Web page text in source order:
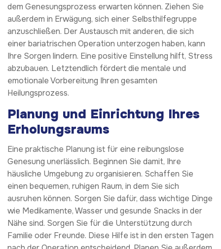
dem Genesungsprozess erwarten können. Ziehen Sie
außerdem in Erwägung, sich einer Selbsthilfegruppe
anzuschließen. Der Austausch mit anderen, die sich
einer bariatrischen Operation unterzogen haben, kann
Ihre Sorgen lindern. Eine positive Einstellung hilft, Stress
abzubauen. Letztendlich fördert die mentale und
emotionale Vorbereitung Ihren gesamten
Heilungsprozess.
Planung und Einrichtung Ihres
Erholungsraums
Eine praktische Planung ist für eine reibungslose
Genesung unerlässlich. Beginnen Sie damit, Ihre
häusliche Umgebung zu organisieren. Schaffen Sie
einen bequemen, ruhigen Raum, in dem Sie sich
ausruhen können. Sorgen Sie dafür, dass wichtige Dinge
wie Medikamente, Wasser und gesunde Snacks in der
Nähe sind. Sorgen Sie für die Unterstützung durch
Familie oder Freunde. Diese Hilfe ist in den ersten Tagen